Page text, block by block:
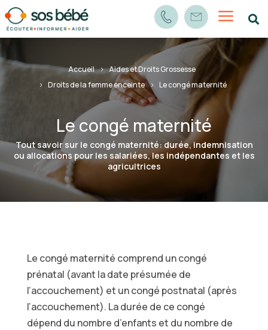
a 
Accueil
Aides et Droits Grossesse
Droits de la femme enceinte
Le congé maternité
Le congé maternité
Tout savoir sur le congé maternité: durée, indemnisation
ou allocations pour les salariées, les indépendantes et les
agricultrices
Le congé maternité comprend uncongé
prénatal (avant la date présumée de
l’accouchement) et uncongé postnatal (après
l’accouchement). La durée de ce congé
dépend du nombre d’enfants et du nombre de